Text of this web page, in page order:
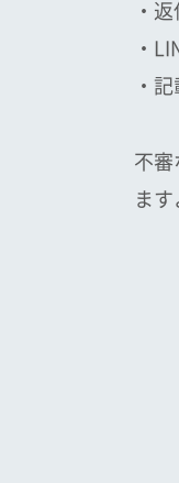
・
・
・
不審
ま